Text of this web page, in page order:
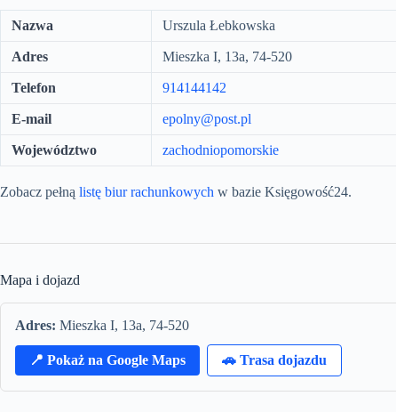
Nazwa Urszula Łebkowska
Adres Mieszka I, 13a, 74-520
Telefon 914144142
E-mail epolny@post.pl
Województwo zachodniopomorskie
Zobacz pełną listę biur rachunkowych w bazie Księgowość24.
Mapa i dojazd
Adres: Mieszka I, 13a, 74-520
📍 Pokaż na Google Maps 🚗 Trasa dojazdu